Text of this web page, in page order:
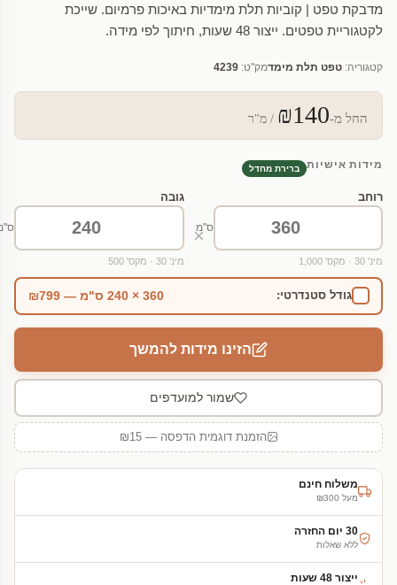
מדבקת טפט | קוביות תלת מימדיות באיכות פרמיום. שייכת
לקטגוריית טפטים. ייצור 48 שעות, חיתוך לפי מידה.
קטגוריה: טפט תלת מימדמק"ט: 4239
החל מ-₪140 / מ"ר
מידות אישיות ברירת מחדל
רוחב
ס"מ
מינ' 30 · מקס' 1,000
×
גובה
מינ' 30 · מקס' 500
גודל סטנדרטי: 360 × 240 ס"מ — ₪799
הזינו מידות להמשך
שמור למועדפים
הזמנת דוגמית הדפסה — ₪15
משלוח חינם
מעל ₪300
30 יום החזרה
ללא שאלות
ייצור 48 שעות